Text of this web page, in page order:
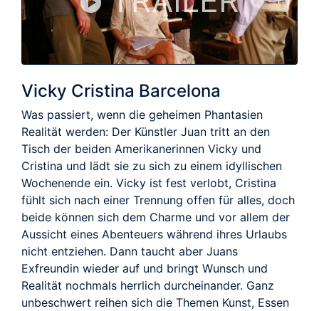
Vicky Cristina Barcelona
Was passiert, wenn die geheimen Phantasien
Realität werden: Der Künstler Juan tritt an den
Tisch der beiden Amerikanerinnen Vicky und
Cristina und lädt sie zu sich zu einem idyllischen
Wochenende ein. Vicky ist fest verlobt, Cristina
fühlt sich nach einer Trennung offen für alles, doch
beide können sich dem Charme und vor allem der
Aussicht eines Abenteuers während ihres Urlaubs
nicht entziehen. Dann taucht aber Juans
Exfreundin wieder auf und bringt Wunsch und
Realität nochmals herrlich durcheinander. Ganz
unbeschwert reihen sich die Themen Kunst, Essen